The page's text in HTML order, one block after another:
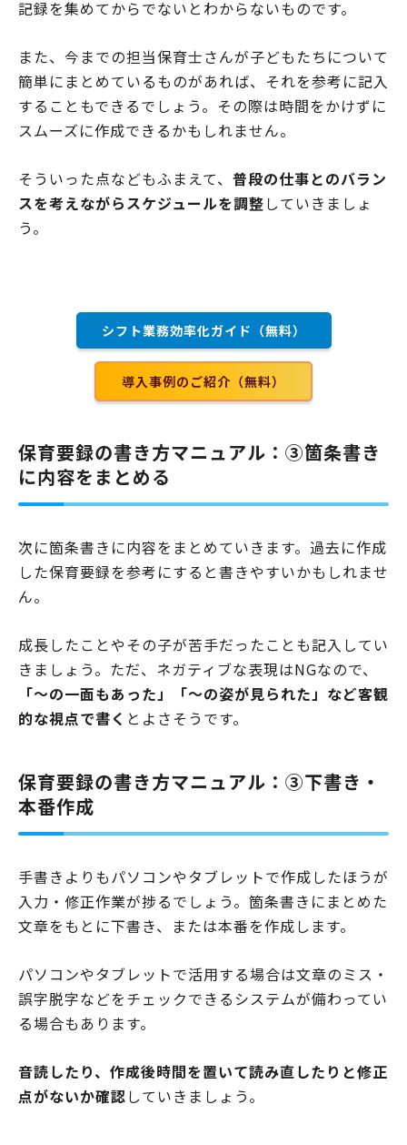
記録を集めてからでないとわからないものです。
また、今までの担当保育士さんが子どもたちについて
簡単にまとめているものがあれば、それを参考に記入
することもできるでしょう。その際は時間をかけずに
スムーズに作成できるかもしれません。
そういった点などもふまえて、 普段の仕事とのバラン
スを考えながらスケジュールを調整していきましょ
う。
シフト業務効率化ガイド（無料）
導入事例のご紹介（無料）
保育要録の書き方マニュアル：③箇条書き
に内容をまとめる
次に箇条書きに内容をまとめていきます。過去に作成
した保育要録を参考にすると書きやすいかもしれませ
ん。
成長したことやその子が苦手だったことも記入してい
きましょう。ただ、ネガティブな表現はNGなので、
「～の一面もあった」「～の姿が見られた」など客観
的な視点で書く とよさそうです。
保育要録の書き方マニュアル：③下書き・
本番作成
手書きよりもパソコンやタブレットで作成したほうが
入力・修正作業が捗るでしょう。箇条書きにまとめた
文章をもとに下書き、または本番を作成します。
パソコンやタブレットで活用する場合は文章のミス・
誤字脱字などをチェックできるシステムが備わってい
る場合もあります。
音読したり、作成後時間を置いて読み直したりと修正
点がないか確認していきましょう。